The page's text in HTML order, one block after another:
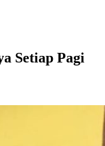
Setiap Pagi